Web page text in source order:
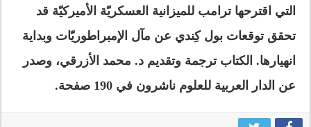
التي اقترحها ترامب للميزانية العسكريّة الأميركيّة قد
تحقق توقعات بول كِندي عن مآل الإمبراطوريّات وبداية
انهيارها. الكتاب ترجمة وتقديم د. محمد الأزرقي، وصدر
عن الدار العربية للعلوم ناشرون في 190 صفحة.